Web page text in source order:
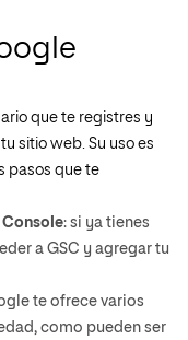
que te registres y
sitio web. Su uso es
pasos que te
Console: si ya tienes
a GSC y agregar tu
te ofrece varios
como pueden ser